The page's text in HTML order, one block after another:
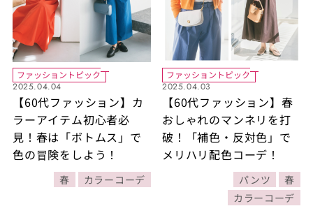
ファッショントピック
2025.04.04
【60代ファッション】カ
ラーアイテム初心者必
見！春は「ボトムス」で
色の冒険をしよう！
春 カラーコーデ
ファッショントピック
2025.04.03
【60代ファッション】春
おしゃれのマンネリを打
破！「補色・反対色」で
メリハリ配色コーデ！
パンツ
春
カラーコーデ